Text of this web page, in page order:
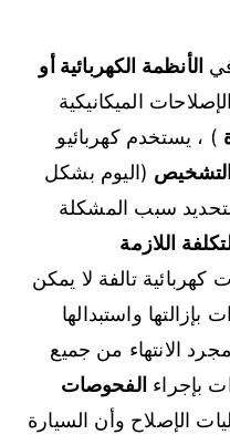
الأنظمة الكهربائية أو
الميكانيكية
) ، يستخدم كهربائيو
التشخيص (اليوم بشكل
سبب المشكلة
اللازمة
تالفة لا يمكن
بإزالتها واستبدالها
الانتهاء من جميع
بإجراء الفحوصات
الإصلاح وأن السيارة